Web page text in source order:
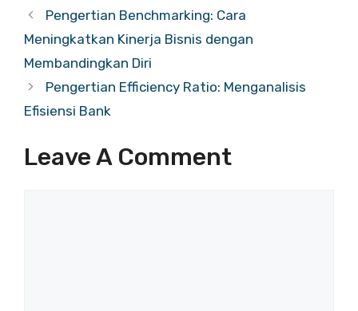
Pengertian Benchmarking: Cara
Meningkatkan Kinerja Bisnis dengan
Membandingkan Diri
Pengertian Efficiency Ratio: Menganalisis
Efisiensi Bank
Leave A Comment